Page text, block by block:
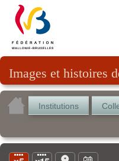
Images et histoires
Institutions